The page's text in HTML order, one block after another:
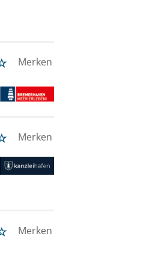
Merken
Merken
Merken